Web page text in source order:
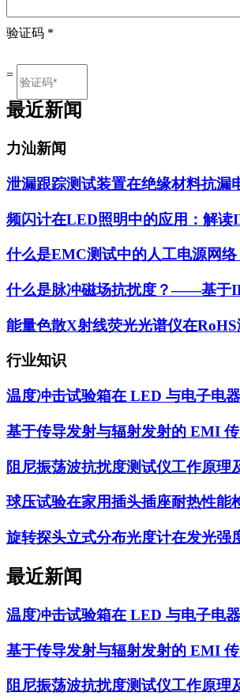
验证码 *
=
最近新闻
力汕新闻
泄漏跟踪测试装置在绝缘材料抗漏
频闪计在LED照明中的应用：解读
什么是EMC测试中的人工电源网络
什么是脉冲磁场抗扰度？——基于
能量色散X射线荧光光谱仪在
行业知识
温度冲击试验箱在 LED 与电子电
基于传导发射与辐射发射的 EMI
阻尼振荡波抗扰度测试仪工作原
球压试验在家用插头插座耐热性能
旋转探头立式分布光度计在发光强
最近新闻
温度冲击试验箱在 LED 与电子电
基于传导发射与辐射发射的 EMI
阻尼振荡波抗扰度测试仪工作原